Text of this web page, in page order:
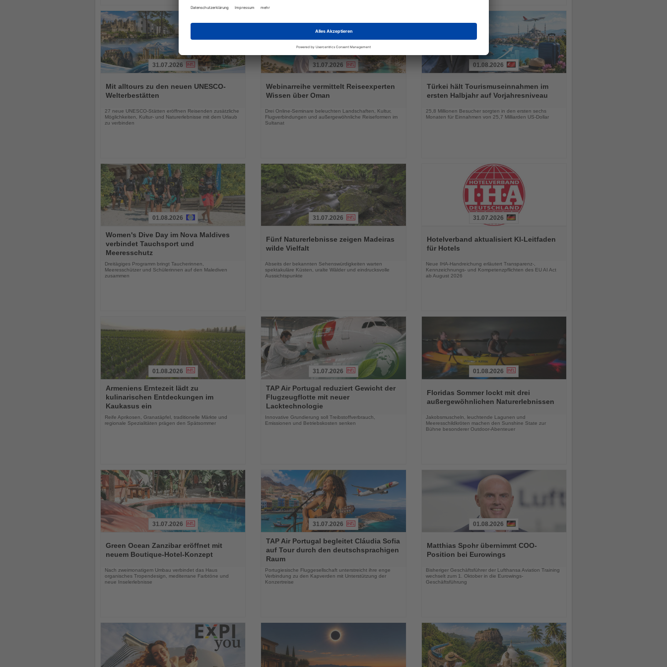
Sie
die
31.07.2026
Mit alltours zu den neuen UNESCO-
Welterbestätten
27 neue UNESCO-Stätten eröffnen Reisenden zusätzliche
Möglichkeiten, Kultur- und Naturerlebnisse mit dem Urlaub
zu verbinden
Sie
die
31.07.2026
Webinarreihe vermittelt Reiseexperten
Wissen über Oman
Drei Online-Seminare beleuchten Landschaften, Kultur,
Flugverbindungen und außergewöhnliche Reiseformen im
Sultanat
Sie
die
01.08.2026
Türkei hält Tourismuseinnahmen im
ersten Halbjahr auf Vorjahresniveau
25,8 Millionen Besucher sorgten in den ersten sechs
Monaten für Einnahmen von 25,7 Milliarden US-Dollar
Sie
die
Nachrichten
01.08.2026
Women's Dive Day im Nova Maldives
verbindet Tauchsport und
Meeresschutz
Dreitägiges Programm bringt Taucherinnen,
Meeresschützer und Schülerinnen auf den Malediven
zusammen
Sie
die
31.07.2026
Fünf Naturerlebnisse zeigen Madeiras
wilde Vielfalt
Abseits der bekannten Sehenswürdigkeiten warten
spektakuläre Küsten, uralte Wälder und eindrucksvolle
Aussichtspunkte
Sie
die
31.07.2026
Hotelverband aktualisiert KI-Leitfaden
für Hotels
Neue IHA-Handreichung erläutert Transparenz-,
Kennzeichnungs- und Kompetenzpflichten des EU AI Act
ab August 2026
Sie
die
Nachrichten
01.08.2026
Armeniens Erntezeit lädt zu
kulinarischen Entdeckungen im
Kaukasus ein
Reife Aprikosen, Granatäpfel, traditionelle Märkte und
regionale Spezialitäten prägen den Spätsommer
Sie
die
Nachrichten
31.07.2026
TAP Air Portugal reduziert Gewicht der
Flugzeugflotte mit neuer
Lacktechnologie
Innovative Grundierung soll Treibstoffverbrauch,
Emissionen und Betriebskosten senken
Sie
die
Nachrichten
01.08.2026
Floridas Sommer lockt mit drei
außergewöhnlichen Naturerlebnissen
Jakobsmuscheln, leuchtende Lagunen und
Meeresschildkröten machen den Sunshine State zur
Bühne besonderer Outdoor-Abenteuer
Sie
die
31.07.2026
Green Ocean Zanzibar eröffnet mit
neuem Boutique-Hotel-Konzept
Nach zweimonatigem Umbau verbindet das Haus
organisches Tropendesign, mediterrane Farbtöne und
neue Inselerlebnisse
Sie
die
Nachrichten
31.07.2026
TAP Air Portugal begleitet Cláudia Sofia
auf Tour durch den deutschsprachigen
Raum
Portugiesische Fluggesellschaft unterstreicht ihre enge
Verbindung zu den Kapverden mit Unterstützung der
Konzertreise
Sie
die
01.08.2026
Matthias Spohr übernimmt COO-
Position bei Eurowings
Bisheriger Geschäftsführer der Lufthansa Aviation Training
wechselt zum 1. Oktober in die Eurowings-
Geschäftsführung